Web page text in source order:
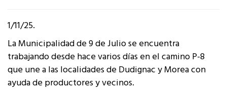
1/11/25.
La Municipalidad de 9 de Julio se encuentra
trabajando desde hace varios días en el camino P-8
que une a las localidades de Dudignac y Morea con
ayuda de productores y vecinos.